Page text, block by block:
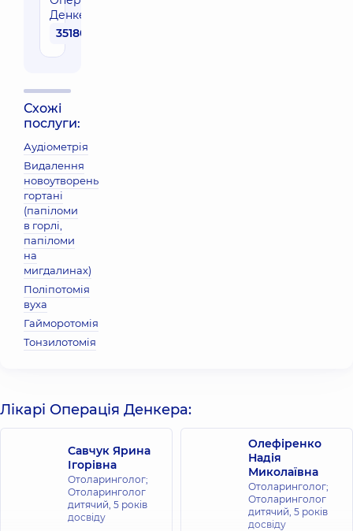
Денкера
35180 грн
Схожі
послуги:
Аудіометрія
Видалення
новоутворень
гортані
(папіломи
в горлі,
папіломи
на
мигдалинах)
Поліпотомія
вуха
Гайморотомія
Тонзилотомія
Лікарі Операція Денкера:
Савчук Ярина
Ігорівна
Отоларинголог;
Отоларинголог
дитячий, 5 років
досвіду
Олефіренко
Надія
Миколаївна
Отоларинголог;
Отоларинголог
дитячий, 5 років
досвіду